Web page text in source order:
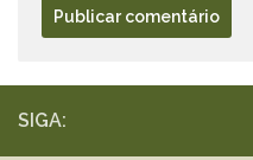
SIGA: